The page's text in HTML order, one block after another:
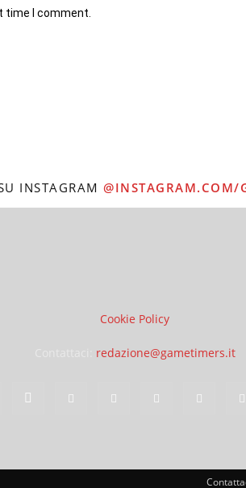
time I comment.
INSTAGRAM @INSTAGRAM.COM/
Cookie Policy
redazione@gametimers.it